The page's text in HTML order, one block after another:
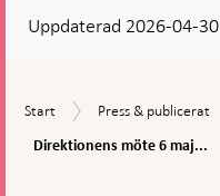
visas
Uppdaterad 2026-04-30
Start
Start
Press
publicerat
Press & publicerat
Direktionens möte 6 maj...